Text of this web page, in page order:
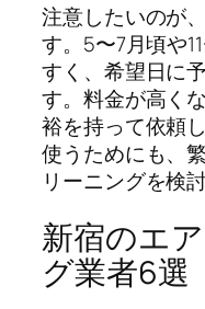
注意したいのが
す。5〜7月頃や
すく、希望日に
す。料金が高く
裕を持って依頼
使うためにも、
リーニングを検
新宿のエ
グ業者6選